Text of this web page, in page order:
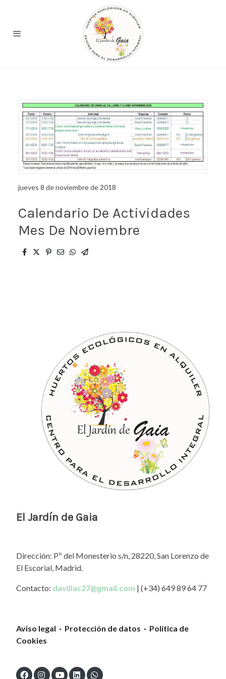
jueves 8 de noviembre de 2018
Calendario De Actividades
Mes De Noviembre
El Jardín de Gaia
Dirección: Pº del Monesterio s/n, 28220, San Lorenzo de
El Escorial, Madrid.
Contacto: davillac27@gmail.com | (+34) 649 89 64 77
Aviso legal · Protección de datos · Política de
Cookies